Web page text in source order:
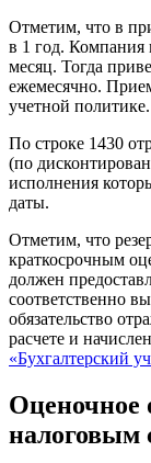
Отметим, что в
в 1 год. Компания
месяц. Тогда
ежемесячно.
учетной политике.
По строке 1430
(по
исполнения
даты.
Отметим, что
краткосрочным
должен
соответственно
обязательство
расчете и
«Бухгалтерский
Оценочное
налоговым